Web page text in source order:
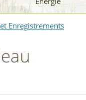
Enregistrements